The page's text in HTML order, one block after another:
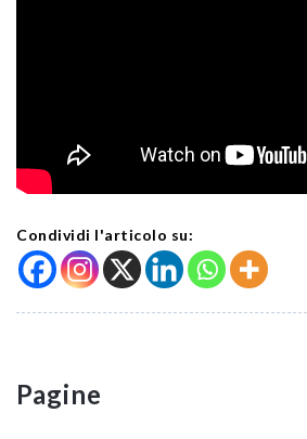
Condividi l'articolo su:
Pagine